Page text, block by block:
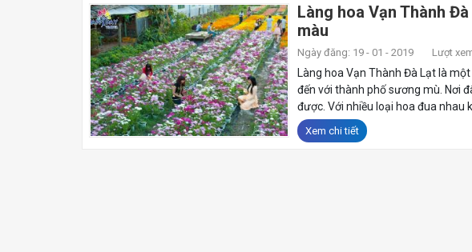
Làng hoa Vạn Thành
màu
Ngày đăng: 19 - 01 - 2019 Lượt
Làng hoa Vạn Thành Đà Lạt là
đến với thành phố sương mù. Nơi
được. Với nhiều loại hoa đua nhau
Xem chi tiết